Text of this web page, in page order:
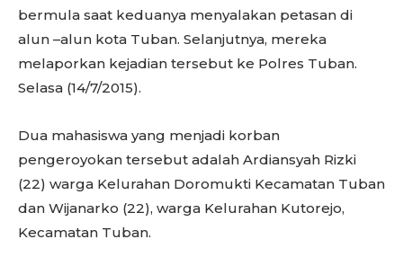
bermula saat keduanya menyalakan petasan di
alun –alun kota Tuban. Selanjutnya, mereka
melaporkan kejadian tersebut ke Polres Tuban.
Selasa (14/7/2015).
Dua mahasiswa yang menjadi korban
pengeroyokan tersebut adalah Ardiansyah Rizki
(22) warga Kelurahan Doromukti Kecamatan Tuban
dan Wijanarko (22), warga Kelurahan Kutorejo,
Kecamatan Tuban.